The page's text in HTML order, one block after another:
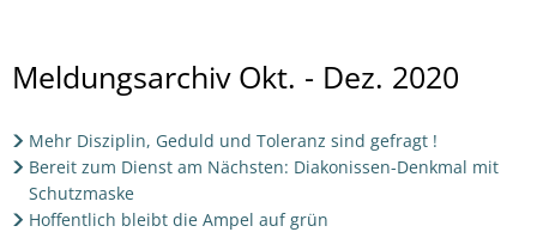
Okt.
Dez.
2020
Meldungsarchiv Okt. - Dez. 2020
Mehr Disziplin, Geduld und Toleranz sind gefragt !
Bereit zum Dienst am Nächsten: Diakonissen-Denkmal mit
Schutzmaske
Hoffentlich bleibt die Ampel auf grün